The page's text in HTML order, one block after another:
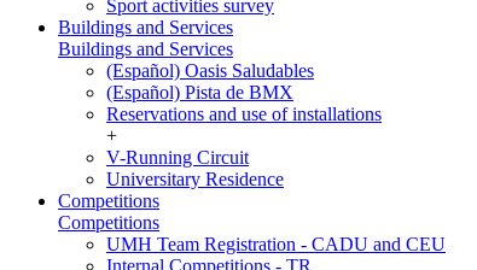
Sport activities survey
Buildings and Services
Buildings and Services
(Español) Oasis Saludables
(Español) Pista de BMX
Reservations and use of installations
+
V-Running Circuit
Universitary Residence
Competitions
Competitions
UMH Team Registration - CADU and CEU
Internal Competitions - TR